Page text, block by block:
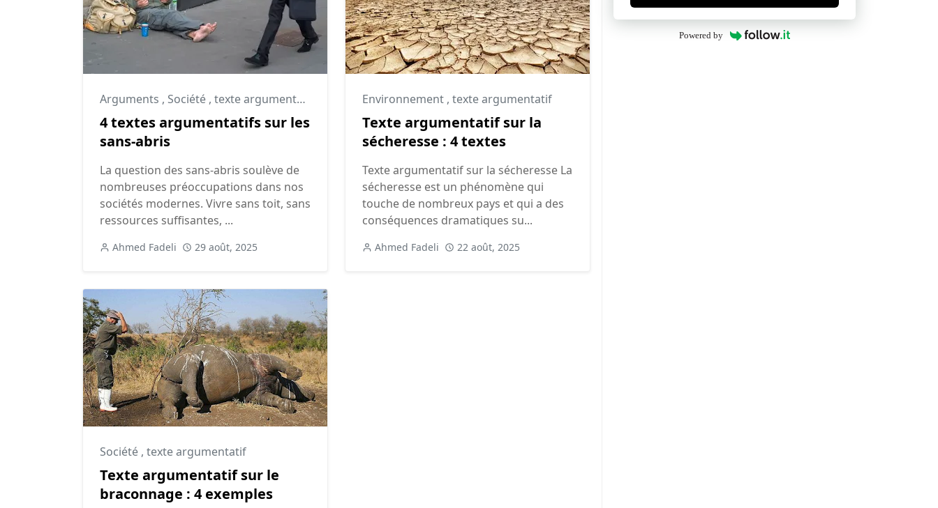
Arguments , Société , texte argumentatif
4 textes argumentatifs sur les
sans-abris
La question des sans-abris soulève de
nombreuses préoccupations dans nos
sociétés modernes. Vivre sans toit, sans
ressources suffisantes, ...
Ahmed Fadeli 29 août, 2025
Environnement , texte argumentatif
Texte argumentatif sur la
sécheresse : 4 textes
Texte argumentatif sur la sécheresse La
sécheresse est un phénomène qui
touche de nombreux pays et qui a des
conséquences dramatiques su...
Ahmed Fadeli 22 août, 2025
Société , texte argumentatif
Texte argumentatif sur le
braconnage : 4 exemples
Powered by